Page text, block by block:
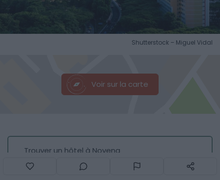
Shutterstock – Miguel Vidal
Voir sur la carte
Trouver un hôtel à Novena
Trouver un Airbnb à Novena